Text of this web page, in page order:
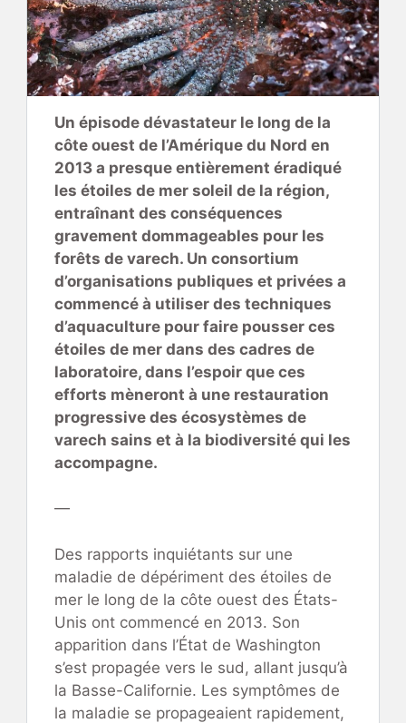
Un épisode dévastateur le long de la
côte ouest de l’Amérique du Nord en
2013 a presque entièrement éradiqué
les étoiles de mer soleil de la région,
entraînant des conséquences
gravement dommageables pour les
forêts de varech. Un consortium
d’organisations publiques et privées a
commencé à utiliser des techniques
d’aquaculture pour faire pousser ces
étoiles de mer dans des cadres de
laboratoire, dans l’espoir que ces
efforts mèneront à une restauration
progressive des écosystèmes de
varech sains et à la biodiversité qui les
accompagne.
—
Des rapports inquiétants sur une
maladie de dépériment des étoiles de
mer le long de la côte ouest des États-
Unis ont commencé en 2013. Son
apparition dans l’État de Washington
s’est propagée vers le sud, allant jusqu’à
la Basse-Californie. Les symptômes de
la maladie se propageaient rapidement,